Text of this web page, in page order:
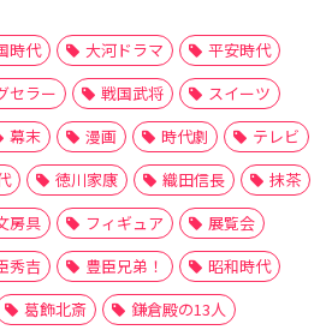
時代 大河ドラマ
平安時代
セラー 戦国武将
スイーツ
幕末 漫画 時代劇
テレビ
徳川家康 織田信長
抹茶
房具 フィギュア
展覧会
秀吉 豊臣兄弟！
昭和時代
葛飾北斎 鎌倉殿の13人